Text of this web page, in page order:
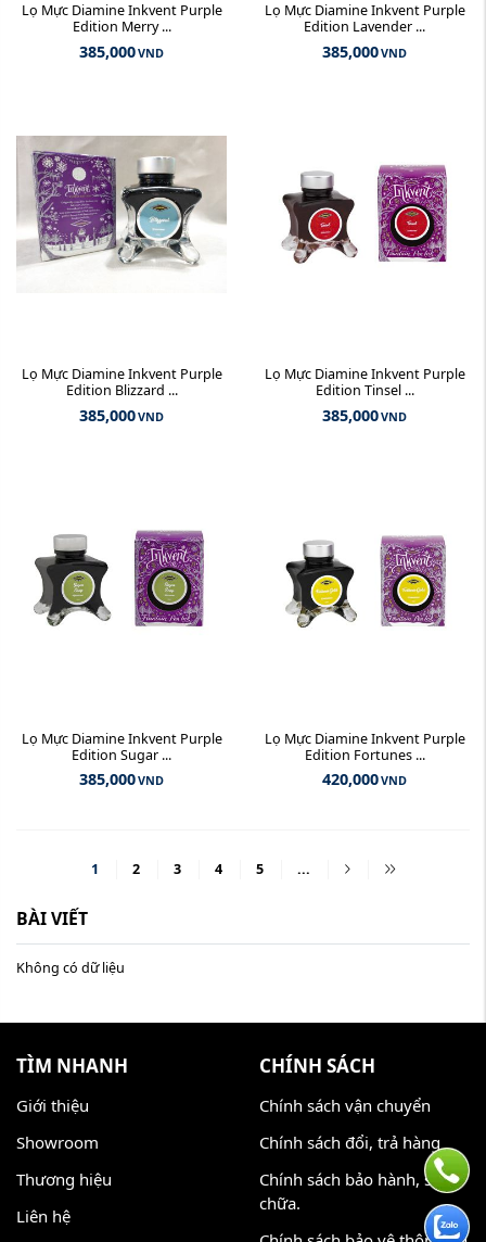
Lọ Mực Diamine Inkvent Purple
Edition Merry ...
385,000VND
Lọ Mực Diamine Inkvent Purple
Edition Lavender ...
385,000VND
Lọ Mực Diamine Inkvent Purple
Edition Blizzard ...
385,000VND
Lọ Mực Diamine Inkvent Purple
Edition Tinsel ...
385,000VND
Lọ Mực Diamine Inkvent Purple
Edition Sugar ...
385,000VND
Lọ Mực Diamine Inkvent Purple
Edition Fortunes ...
420,000VND
1 2 3 4 5 ...
BÀI VIẾT
Không có dữ liệu
TÌM NHANH
Giới thiệu
Showroom
Thương hiệu
Liên hệ
CHÍNH SÁCH
Chính sách vận chuyển
Chính sách đổi, trả hàng
Chính sách bảo hành, sửa
chữa.